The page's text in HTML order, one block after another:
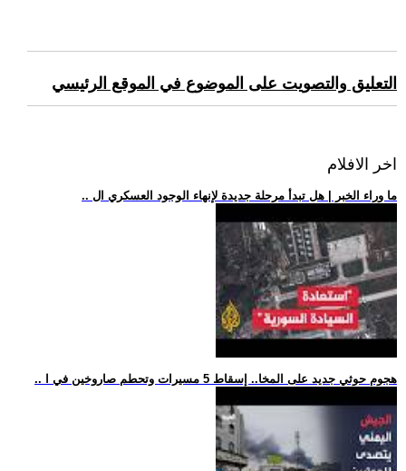
التعليق والتصويت على الموضوع في الموقع الرئيسي
اخر الافلام
.. ما وراء الخبر | هل تبدأ مرحلة جديدة لإنهاء الوجود العسكري ال
.. هجوم حوثي جديد على المخا.. إسقاط 5 مسيرات وتحطم صاروخين في ا